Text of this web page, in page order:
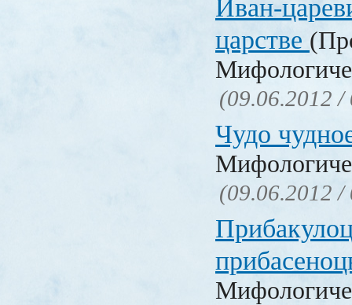
Иван-
царстве
(09.06.2012 /
Чудо
(09.06.2012 /